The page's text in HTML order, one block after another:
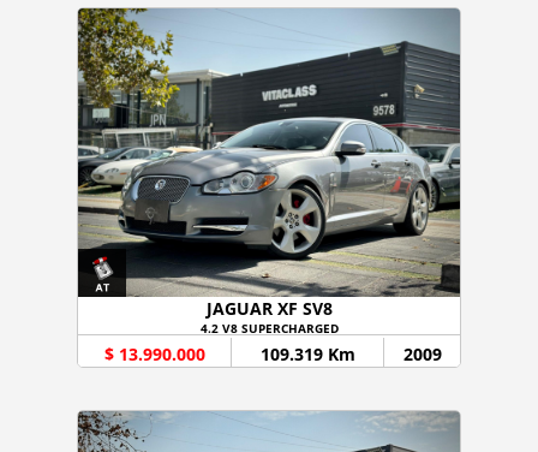
JAGUAR XF SV8
4.2 V8 SUPERCHARGED
$ 13.990.000 109.319 Km 2009